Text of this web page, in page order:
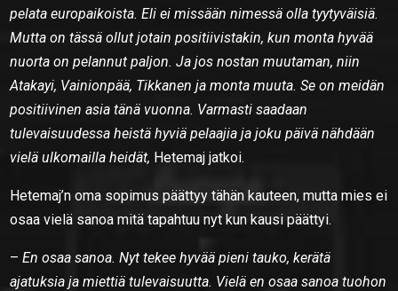
pelata europaikoista. Eli ei missään nimessä olla tyytyväisiä.
Mutta on tässä ollut jotain positiivistakin, kun monta hyvää
nuorta on pelannut paljon. Ja jos nostan muutaman, niin
Atakayi, Vainionpää, Tikkanen ja monta muuta. Se on meidän
positiivinen asia tänä vuonna. Varmasti saadaan
tulevaisuudessa heistä hyviä pelaajia ja joku päivä nähdään
vielä ulkomailla heidät, Hetemaj jatkoi.
Hetemaj’n oma sopimus päättyy tähän kauteen, mutta mies ei
osaa vielä sanoa mitä tapahtuu nyt kun kausi päättyi.
–En osaa sanoa. Nyt tekee hyvää pieni tauko, kerätä
ajatuksia ja miettiä tulevaisuutta. Vielä en osaa sanoa tuohon